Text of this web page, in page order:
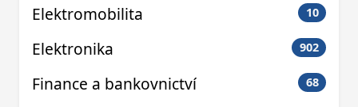
Elektromobilita 10
Elektronika 902
Finance a bankovnictví 68